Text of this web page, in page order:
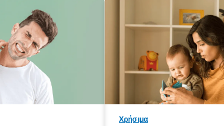
Χρήσιμα